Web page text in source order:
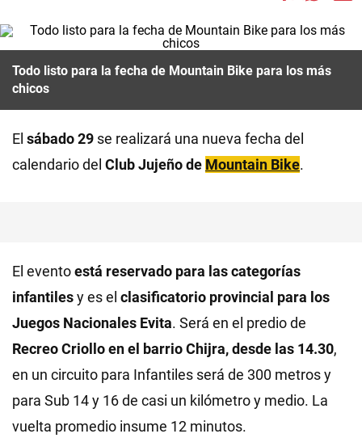
Todo listo para la fecha de Mountain Bike para los más
chicos
El sábado 29 se realizará una nueva fecha del
calendario del Club Jujeño de Mountain Bike.
El eventoestá reservado para las categorías
infantilesy es el clasificatorio provincial para los
Juegos Nacionales Evita. Será en el predio de
Recreo Criollo en el barrio Chijra, desde las 14.30,
en un circuito para Infantiles será de 300 metros y
para Sub 14 y 16 de casi un kilómetro y medio. La
vuelta promedio insume 12 minutos.